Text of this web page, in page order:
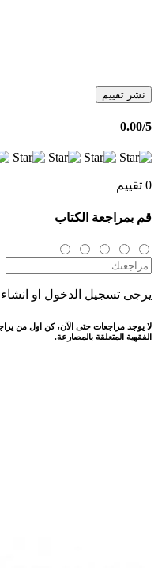
نشر تقييم
0.00/5
0 تقييم
قم بمراجعة الكتاب
يرجى تسجيل الدخول او
لا يوجد مراجعات حتى الآن، كن اول من
الفقهية المتعلقة بالمصارعة.